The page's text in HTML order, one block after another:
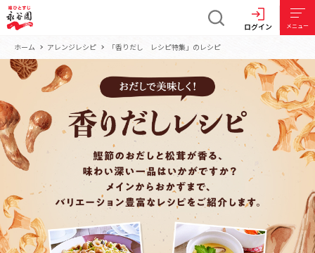
ログイン メニュー
ホーム アレンジレシピ 「香りだし レシピ特集」のレシピ